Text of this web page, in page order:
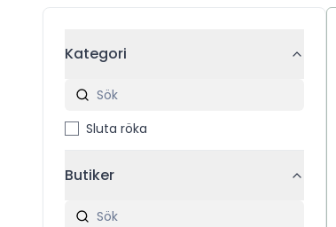
Kategori
Sluta röka
Butiker